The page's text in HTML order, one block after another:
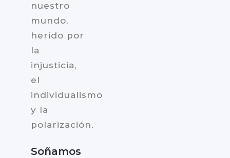
nuestro
mundo,
herido por
la
injusticia,
el
individualismo
y la
polarización.
Soñamos